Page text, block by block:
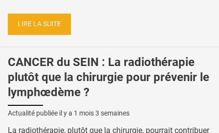
LIRE LA SUITE
CANCER du SEIN : La radiothérapie
plutôt que la chirurgie pour prévenir le
lymphœdème ?
Actualité publiée il y a 1 mois 3 semaines
La radiothérapie, plutôt que la chirurgie, pourrait contribuer